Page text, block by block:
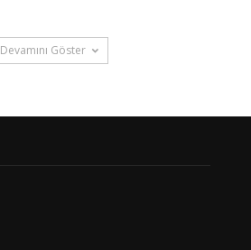
Devamını Göster